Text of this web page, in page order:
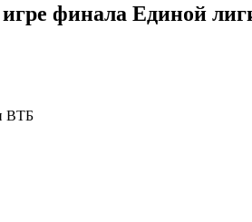
финала Единой